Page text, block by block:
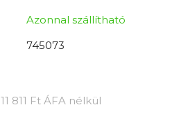
Azonnal szállítható
745073
11 811 Ft ÁFA nélkül